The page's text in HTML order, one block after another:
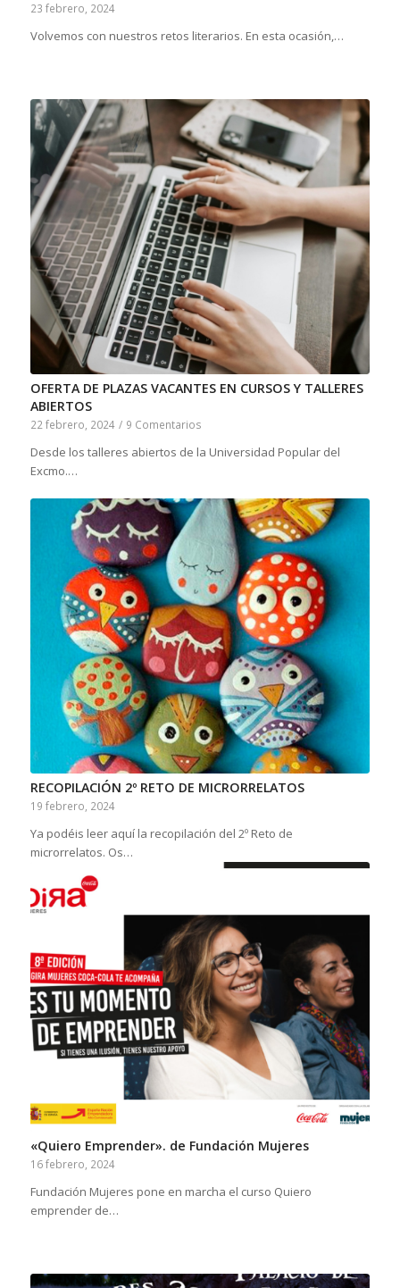
23 febrero, 2024
Volvemos con nuestros retos literarios. En esta ocasión,…
OFERTA DE PLAZAS VACANTES EN CURSOS Y TALLERES
ABIERTOS
22 febrero, 2024 / 9 Comentarios
Desde los talleres abiertos de la Universidad Popular del
Excmo.…
RECOPILACIÓN 2º RETO DE MICRORRELATOS
19 febrero, 2024
Ya podéis leer aquí la recopilación del 2º Reto de
microrrelatos. Os…
«Quiero Emprender». de Fundación Mujeres
16 febrero, 2024
Fundación Mujeres pone en marcha el curso Quiero
emprender de…